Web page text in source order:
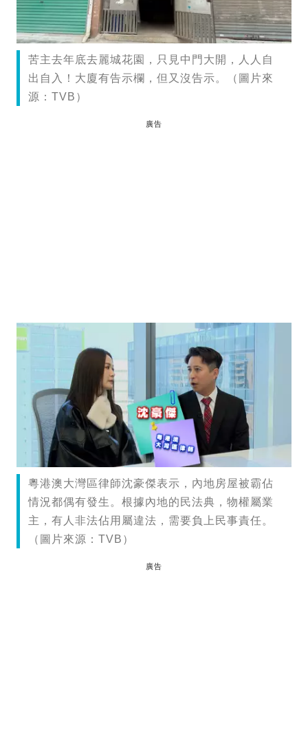
苦主去年底去麗城花園，只見中門大開，人人自
出自入！大廈有告示欄，但又沒告示。（圖片來
源：TVB）
廣告
粵港澳大灣區律師沈豪傑表示，內地房屋被霸佔
情況都偶有發生。根據內地的民法典，物權屬業
主，有人非法佔用屬違法，需要負上民事責任。
（圖片來源：TVB）
廣告